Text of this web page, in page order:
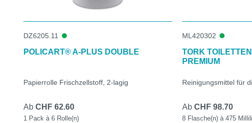
DZ6205.11
POLICART® A-PLUS DOUBLE
Papierrolle Frischzellstoff, 2-lagig
Ab CHF 62.60
1 Pack à 6 Rolle(n)
ML420302
TORK
PREMIUM
Reinigungsmittel für
Ab CHF 98.70
8 Flasche(n) à 475